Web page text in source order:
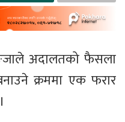
अदालतको फैसला
क्रममा एक फरार